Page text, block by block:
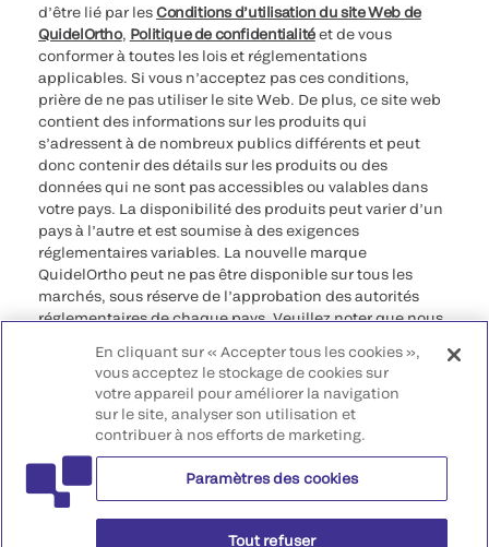
d’être lié par lesConditions d’utilisation du site Web de
QuidelOrtho, Politique de confidentialitéet de vous
conformer à toutes les lois et réglementations
applicables. Si vous n’acceptez pas ces conditions,
prière de ne pas utiliser le site Web. De plus, ce site web
contient des informations sur les produits qui
s’adressent à de nombreux publics différents et peut
donc contenir des détails sur les produits ou des
données qui ne sont pas accessibles ou valables dans
votre pays. La disponibilité des produits peut varier d’un
pays à l’autre et est soumise à des exigences
réglementaires variables. La nouvelle marque
QuidelOrtho peut ne pas être disponible sur tous les
marchés, sous réserve de l’approbation des autorités
réglementaires de chaque pays. Veuillez noter que nous
informations qui risquent de ne pas être conformes à
toute procédure légale, réglementation, enregistrement
ou usage dans votre pays d’origine.
©2026 QuidelOrtho Corporation. Tous droits réservés.
QuidelOrtho Corporation
9975 Summers Ridge Road, San Diego, CA 92121, USA
En cliquant sur « Accepter tous les cookies »,
vous acceptez le stockage de cookies sur
votre appareil pour améliorer la navigation
sur le site, analyser son utilisation et
contribuer à nos efforts de marketing.
Paramètres des cookies
Tout refuser